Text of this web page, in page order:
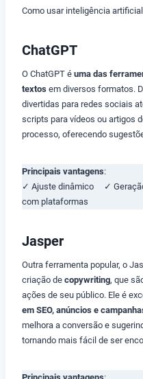
Como usar inteligência
ChatGPT
O ChatGPT é uma das
textos em diversos formatos.
divertidas para redes sociais
scripts para vídeos ou artigos
processo, oferecendo
Principais vantagens:
✓ Ajuste dinâmico ✓
com plataformas
Jasper
Outra ferramenta popular, o
criação de copywriting, que
ações de seu público. Ele é
em SEO, anúncios e
melhora a conversão e
tornando mais fácil de ser